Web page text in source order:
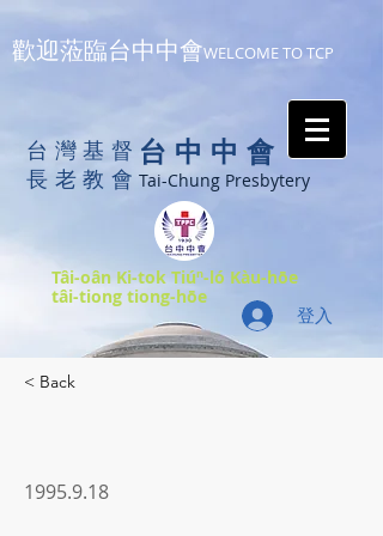
歡迎蒞臨台中中會WELCOME TO TCP
台灣基督
長老教會
台中中會
Tai-Chung Presbytery
Tâi-oân Ki-tok Tiúⁿ-ló Kàu-hōe
tâi-tiong tiong-hōe
登入
< Back
1995.9.18